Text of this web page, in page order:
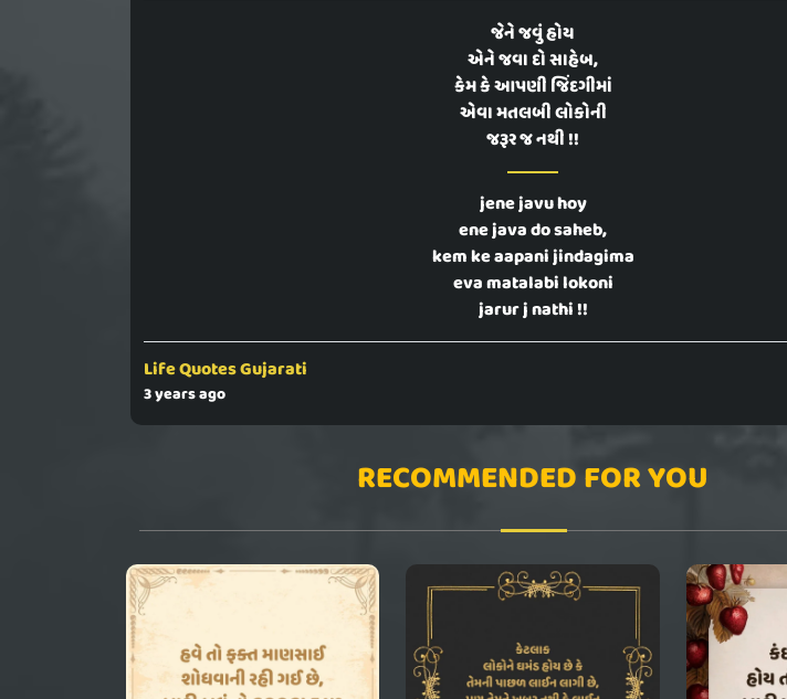
જેને જવું હોય
એને જવા દો સાહેબ,
કેમ કે આપણી જિંદગીમાં
એવા મતલબી લોકોની
જરૂર જ નથી !!
jene javu hoy
ene java do saheb,
kem ke aapani jindagima
eva matalabi lokoni
jarur j nathi !!
Life Quotes Gujarati
3 years ago
RECOMMENDED FOR YOU